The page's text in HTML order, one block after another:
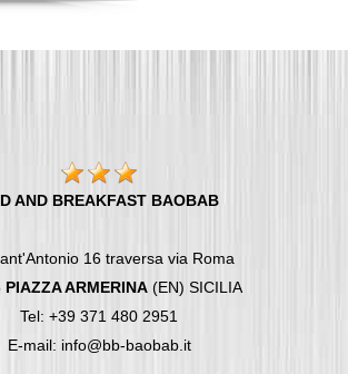
AND BREAKFAST BAOBAB
16 traversa via Roma
PIAZZA ARMERINA(EN) SICILIA
Tel: +39 371 480 2951
E-mail: info@bb-baobab.it